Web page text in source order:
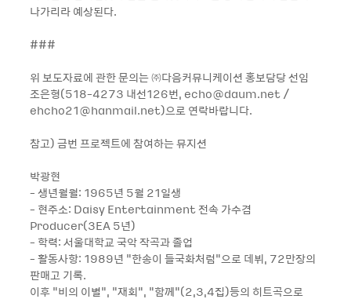
나가리라 예상된다.
###
위 보도자료에 관한 문의는 ㈜다음커뮤니케이션 홍보담당 선임
조은형(518-4273 내선126번, echo@daum.net /
ehcho21@hanmail.net)으로 연락바랍니다.
참고) 금번 프로젝트에 참여하는 뮤지션
박광현
- 생년월월: 1965년 5월 21일생
- 현주소: Daisy Entertainment 전속 가수겸
Producer(3EA 5년)
- 학력: 서울대학교 국악 작곡과 졸업
- 활동사항: 1989년 “한송이 들국화처럼“으로 데뷔, 72만장의
판매고 기록.
이후 “비의 이별“, “재회“, “함께“(2,3,4집)등의 히트곡으로